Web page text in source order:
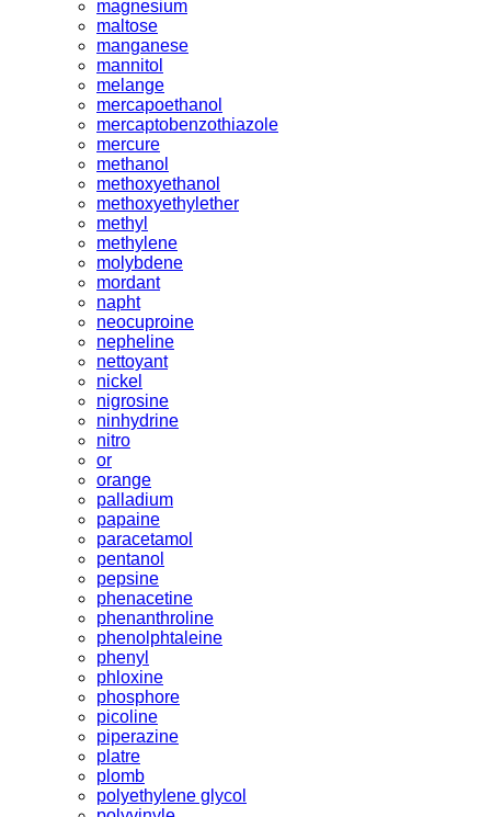
magnesium
maltose
manganese
mannitol
melange
mercapoethanol
mercaptobenzothiazole
mercure
methanol
methoxyethanol
methoxyethylether
methyl
methylene
molybdene
mordant
napht
neocuproine
nepheline
nettoyant
nickel
nigrosine
ninhydrine
nitro
or
orange
palladium
papaine
paracetamol
pentanol
pepsine
phenacetine
phenanthroline
phenolphtaleine
phenyl
phloxine
phosphore
picoline
piperazine
platre
plomb
polyethylene glycol